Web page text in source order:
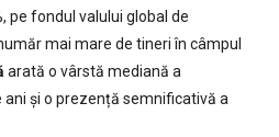
pe fondul valului global de
mai mare de tineri în câmpul
arată o vârstă mediană a
și o prezență semnificativă a